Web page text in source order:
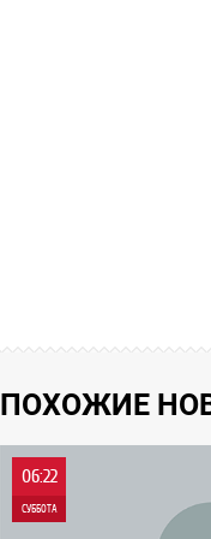
ПОХОЖИЕ
06:22
СУББОТА